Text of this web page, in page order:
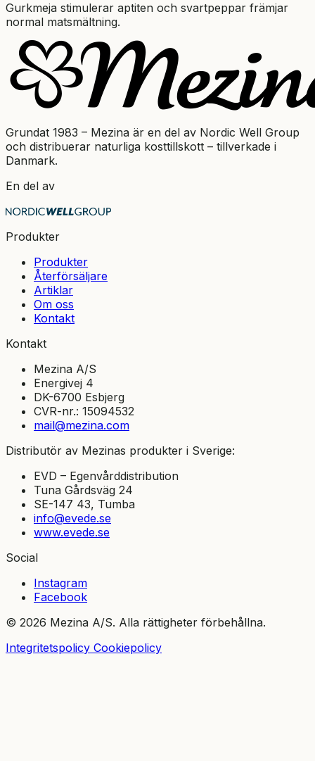
Gurkmeja stimulerar aptiten och svartpeppar främjar
normal matsmältning.
Grundat 1983 – Mezina är en del av Nordic Well Group
och distribuerar naturliga kosttillskott – tillverkade i
Danmark.
En del av
Produkter
Produkter
Återförsäljare
Artiklar
Om oss
Kontakt
Kontakt
Mezina A/S
Energivej 4
DK-6700 Esbjerg
CVR-nr.: 15094532
mail@mezina.com
Distributör av Mezinas produkter i Sverige:
EVD – Egenvårddistribution
Tuna Gårdsväg 24
SE-147 43, Tumba
info@evede.se
www.evede.se
Social
Instagram
Facebook
© 2026 Mezina A/S. Alla rättigheter förbehållna.
Integritetspolicy Cookiepolicy